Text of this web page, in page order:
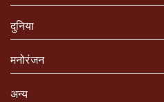
दुनिया
मनोरंजन
अन्य